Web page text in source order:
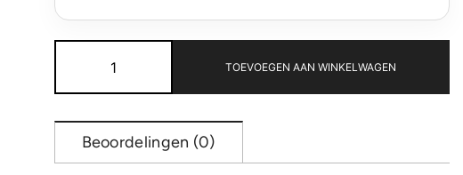
kurk
TOEVOEGEN AAN WINKELWAGEN
Beoordelingen (0)